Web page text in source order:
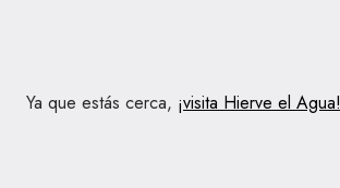
Ya que estás cerca, ¡visita Hierve el Agua!